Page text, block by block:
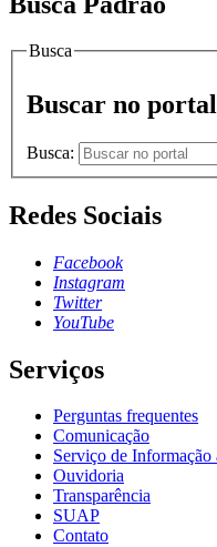
Busca
Buscar no portal
Busca:
Redes Sociais
Facebook
Instagram
Twitter
YouTube
Serviços
Perguntas frequentes
Comunicação
Serviço de Informação
Ouvidoria
Transparência
SUAP
Contato